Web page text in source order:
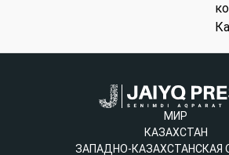
МИР
КАЗАХСТАН
ЗАПАДНО-КАЗАХСТАНСКАЯ